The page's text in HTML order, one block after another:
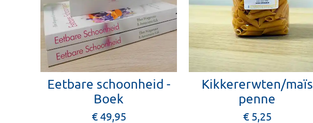
Eetbare schoonheid -
Boek
€ 49,95
Kikkererwten/maïs
penne
€ 5,25